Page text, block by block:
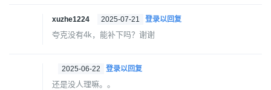
xuzhe1224 2025-07-21 登录以回复
夸克没有4k，能补下吗？谢谢
2025-06-22 登录以回复
还是没人理嘛。。